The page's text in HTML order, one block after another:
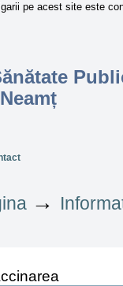
pe acest site este
→